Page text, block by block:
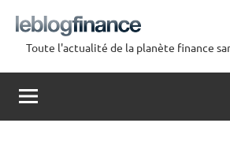
contenu
Le
Blog
Finance
Toute l'actualité de la planète finance